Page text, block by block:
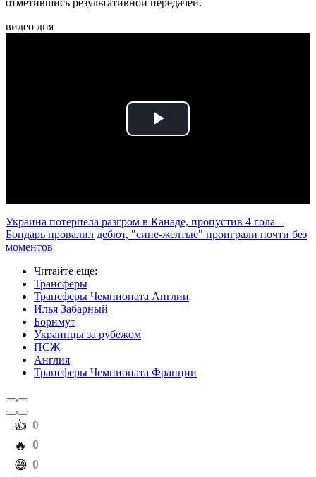
отметившись результативной передачей.
видео дня
Play
Украина потерпела разгром в Канаде, пропустив 4 гола –
Бондарь провалил дебют, "сине-желтые" проиграли почти без
моментов
Читайте еще:
Трансферы
Трансферы Чемпионата Англии
Илья Забарный
Борнмут
Украинцы за рубежом
ПСЖ
Англия
Трансферы Чемпионата Франции
️👍 0
️🔥 0
️😄 0